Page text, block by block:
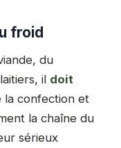
froid
du
il doit
la confection et
la chaîne du
sérieux